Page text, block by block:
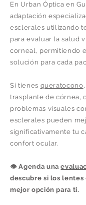
En Urban Óptica en
adaptación
esclerales utilizando
para evaluar la salud
corneal, permitiendo
solución para cada
Si tienes queratocono
trasplante de córnea,
problemas visuales
esclerales pueden
significativamente tu
confort ocular.
👁️ Agenda una
descubre si los lentes
mejor opción para ti.